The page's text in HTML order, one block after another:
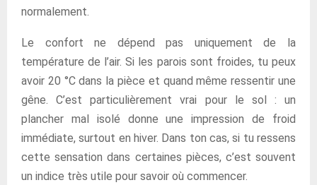
normalement.
Le confort ne dépend pas uniquement de la
température de l’air. Si les parois sont froides, tu peux
avoir 20 °C dans la pièce et quand même ressentir une
gêne. C’est particulièrement vrai pour le sol : un
plancher mal isolé donne une impression de froid
immédiate, surtout en hiver. Dans ton cas, si tu ressens
cette sensation dans certaines pièces, c’est souvent
un indice très utile pour savoir où commencer.